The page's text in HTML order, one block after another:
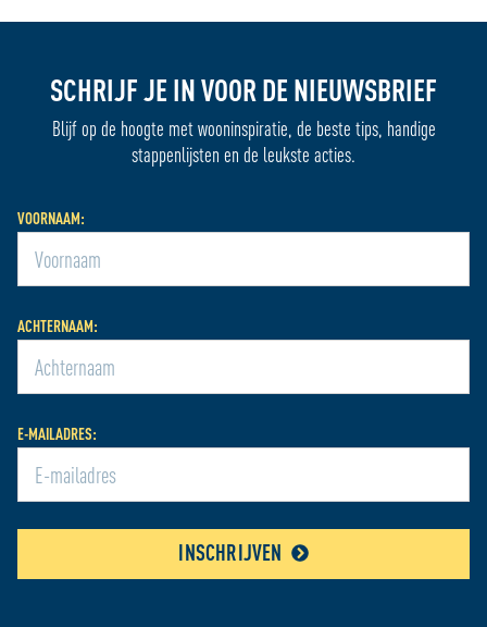
SCHRIJF JE IN VOOR DE NIEUWSBRIEF
Blijf op de hoogte met wooninspiratie, de beste tips, handige
stappenlijsten en de leukste acties.
VOORNAAM:
ACHTERNAAM:
E-MAILADRES:
INSCHRIJVEN